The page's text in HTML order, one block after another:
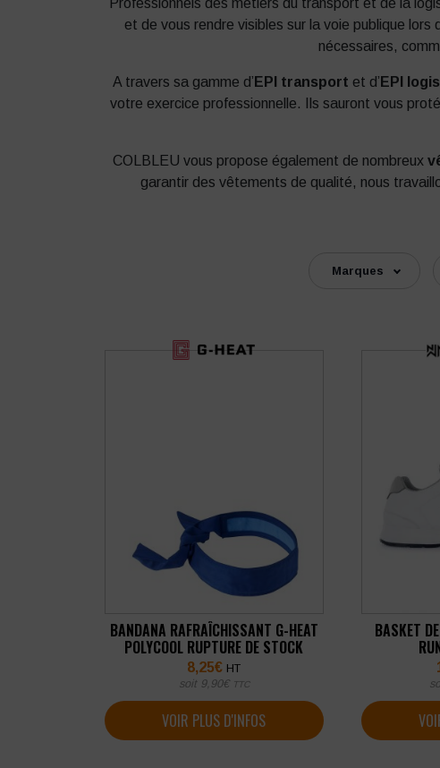
Professionnels des métiers du transport et de la
et de vous rendre visibles sur la voie publique
nécessaires,
A travers sa gamme d’ EPI transport et d’ EPI
votre exercice professionnelle. Ils sauront vous
COLBLEU vous propose également de nombreux
garantir des vêtements de qualité, nous
Marques
BANDANA RAFRAÎCHISSANT G-HEAT
POLYCOOL RUPTURE DE STOCK
8,25€ HT
soit 9,90€ TTC
VOIR PLUS D'INFOS
BASKET